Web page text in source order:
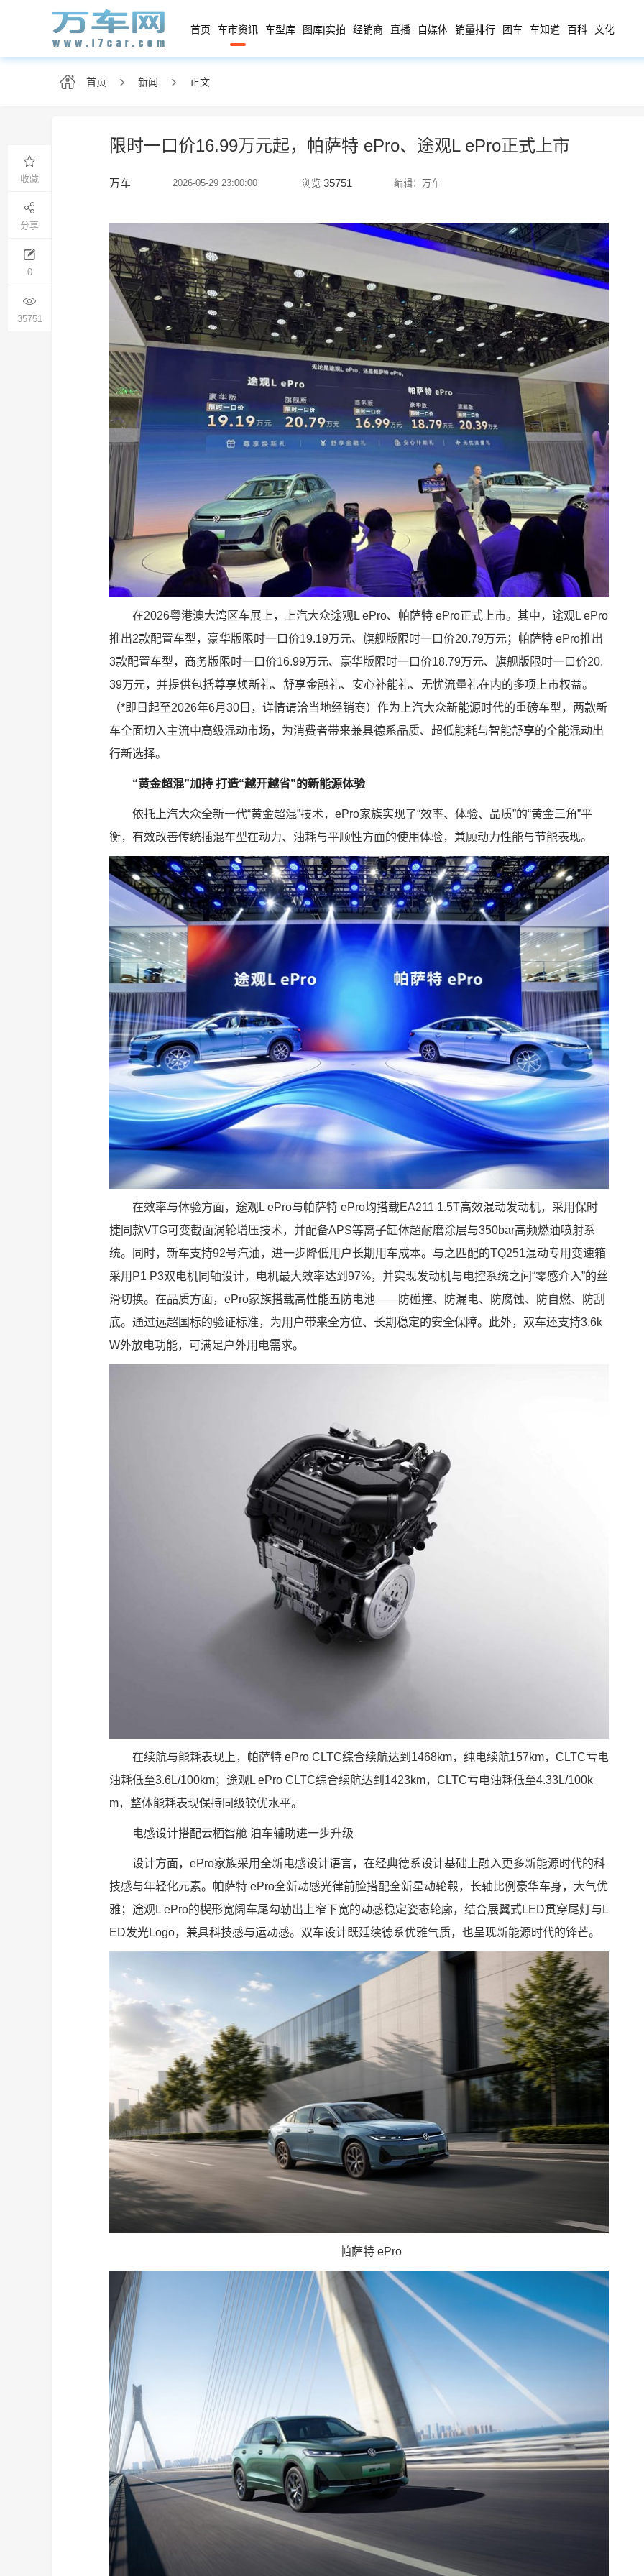
首页 车市资讯 车型库 图库|实拍 经销商 直播 自媒体 销量排行 团车 车知道 百科 文化
首页 新闻 正文
限时一口价16.99万元起，帕萨特 ePro、途观L ePro正式上市
万车 2026-05-29 23:00:00 浏览 35751 编辑：万车
收藏
分享
0
35751
在2026粤港澳大湾区车展上，上汽大众途观L ePro、帕萨特 ePro正式上市。其中，途观L ePro
推出2款配置车型，豪华版限时一口价19.19万元、旗舰版限时一口价20.79万元；帕萨特 ePro推出
3款配置车型，商务版限时一口价16.99万元、豪华版限时一口价18.79万元、旗舰版限时一口价20.
39万元，并提供包括尊享焕新礼、舒享金融礼、安心补能礼、无忧流量礼在内的多项上市权益。
（*即日起至2026年6月30日，详情请洽当地经销商）作为上汽大众新能源时代的重磅车型，两款新
车全面切入主流中高级混动市场，为消费者带来兼具德系品质、超低能耗与智能舒享的全能混动出
行新选择。
“黄金超混”加持 打造“越开越省”的新能源体验
依托上汽大众全新一代“黄金超混”技术，ePro家族实现了“效率、体验、品质”的“黄金三角”平
衡，有效改善传统插混车型在动力、油耗与平顺性方面的使用体验，兼顾动力性能与节能表现。
在效率与体验方面，途观L ePro与帕萨特 ePro均搭载EA211 1.5T高效混动发动机，采用保时
捷同款VTG可变截面涡轮增压技术，并配备APS等离子缸体超耐磨涂层与350bar高频燃油喷射系
统。同时，新车支持92号汽油，进一步降低用户长期用车成本。与之匹配的TQ251混动专用变速箱
采用P1 P3双电机同轴设计，电机最大效率达到97%，并实现发动机与电控系统之间“零感介入”的丝
滑切换。在品质方面，ePro家族搭载高性能五防电池——防碰撞、防漏电、防腐蚀、防自燃、防刮
底。通过远超国标的验证标准，为用户带来全方位、长期稳定的安全保障。此外，双车还支持3.6k
W外放电功能，可满足户外用电需求。
在续航与能耗表现上，帕萨特 ePro CLTC综合续航达到1468km，纯电续航157km，CLTC亏电
油耗低至3.6L/100km；途观L ePro CLTC综合续航达到1423km，CLTC亏电油耗低至4.33L/100k
m，整体能耗表现保持同级较优水平。
电感设计搭配云栖智舱 泊车辅助进一步升级
设计方面，ePro家族采用全新电感设计语言，在经典德系设计基础上融入更多新能源时代的科
技感与年轻化元素。帕萨特 ePro全新动感光律前脸搭配全新星动轮毂，长轴比例豪华车身，大气优
雅；途观L ePro的楔形宽阔车尾勾勒出上窄下宽的动感稳定姿态轮廓，结合展翼式LED贯穿尾灯与L
ED发光Logo，兼具科技感与运动感。双车设计既延续德系优雅气质，也呈现新能源时代的锋芒。
帕萨特 ePro